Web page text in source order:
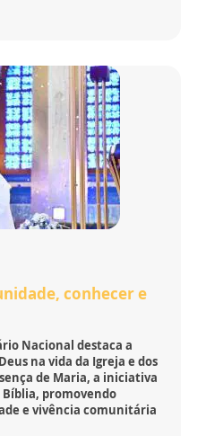
conhecer e
Nacional destaca a
na vida da Igreja e dos
de Maria, a iniciativa
Bíblia, promovendo
e vivência comunitária